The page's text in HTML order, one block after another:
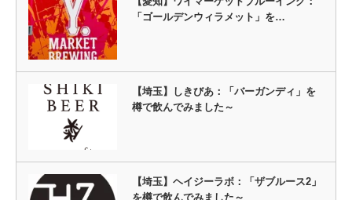
「ゴールデンウィラメット」を…
【埼玉】しきびあ：「バーガンディ」を
樽で飲んでみました～
【埼玉】ヘイジーラボ：「ザブルース2」
を樽で飲んでみました～